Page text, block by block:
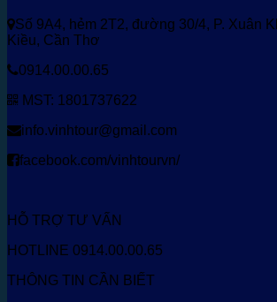
Số 9A4, hẻm 2T2, đường 30/4, P. Xuân
Kiều, Cần Thơ
0914.00.00.65
MST: 1801737622
info.vinhtour@gmail.com
facebook.com/vinhtourvn/
HỖ TRỢ TƯ VẤN
HOTLINE 0914.00.00.65
THÔNG TIN CẦN BIẾT